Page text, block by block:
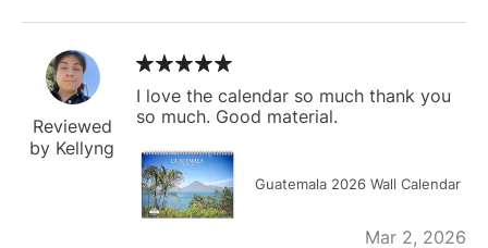
Reviewed
by Kellyng
I love the calendar so much thank you
so much. Good material.
Guatemala 2026 Wall Calendar
Mar 2, 2026